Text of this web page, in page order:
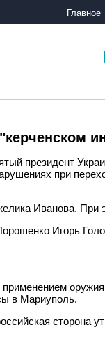
Главное
президент
при
Иванова. При
Игорь
в Мариуполь.